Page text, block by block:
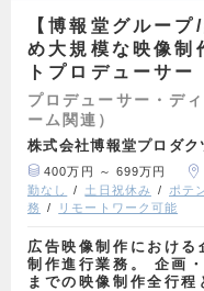
【博報堂グルー
め大規模な映像制
トプロデューサー
プロデューサー・デ
ーム関連）
株式会社博報堂プロダク
400万円 ～ 699万円
勤なし
土日祝休み ポテ
務
リモートワーク可能
広告映像制作における
制作進行業務。 企画
までの映像制作全行